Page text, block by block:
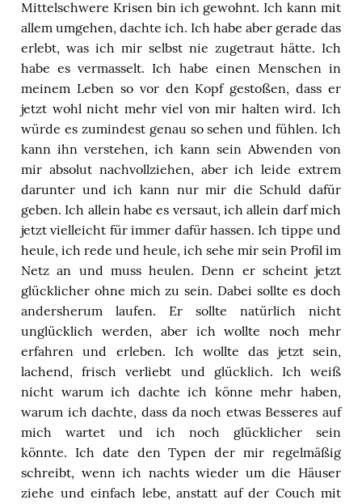
Mittelschwere Krisen bin ich gewohnt. Ich kann mit
allem umgehen, dachte ich. Ich habe aber gerade das
erlebt, was ich mir selbst nie zugetraut hätte. Ich
habe es vermasselt. Ich habe einen Menschen in
meinem Leben so vor den Kopf gestoßen, dass er
jetzt wohl nicht mehr viel von mir halten wird. Ich
würde es zumindest genau so sehen und fühlen. Ich
kann ihn verstehen, ich kann sein Abwenden von
mir absolut nachvollziehen, aber ich leide extrem
darunter und ich kann nur mir die Schuld dafür
geben. Ich allein habe es versaut, ich allein darf mich
jetzt vielleicht für immer dafür hassen. Ich tippe und
heule, ich rede und heule, ich sehe mir sein Profil im
Netz an und muss heulen. Denn er scheint jetzt
glücklicher ohne mich zu sein. Dabei sollte es doch
andersherum laufen. Er sollte natürlich nicht
unglücklich werden, aber ich wollte noch mehr
erfahren und erleben. Ich wollte das jetzt sein,
lachend, frisch verliebt und glücklich. Ich weiß
nicht warum ich dachte ich könne mehr haben,
warum ich dachte, dass da noch etwas Besseres auf
mich wartet und ich noch glücklicher sein
könnte. Ich date den Typen der mir regelmäßig
schreibt, wenn ich nachts wieder um die Häuser
ziehe und einfach lebe, anstatt auf der Couch mit